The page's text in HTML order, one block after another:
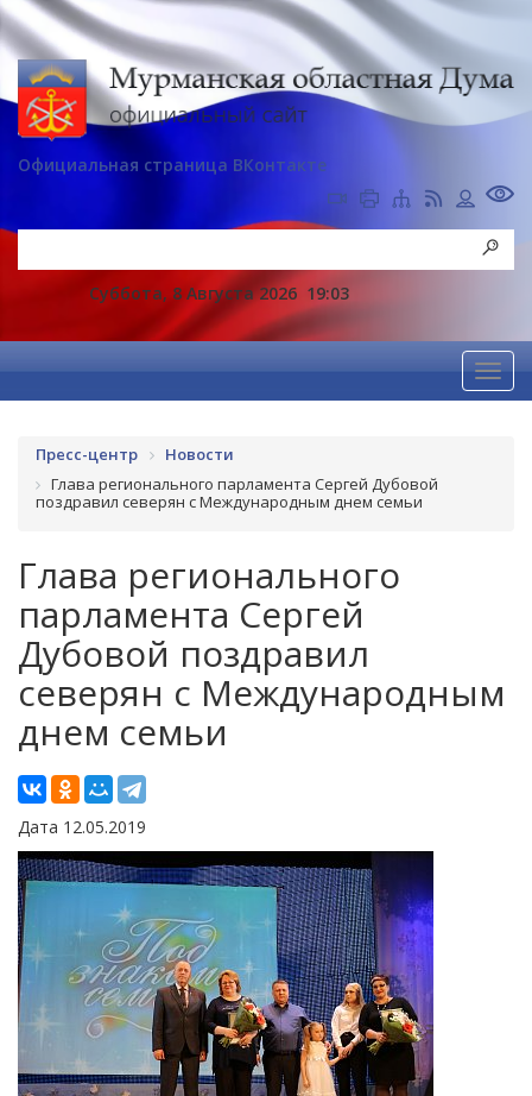
Официальная страница ВКонтакте
Суббота, 8 Августа 2026 19:03
Пресс-центр
Новости
Глава регионального парламента Сергей Дубовой
поздравил северян с Международным днем семьи
Глава регионального
парламента Сергей
Дубовой поздравил
северян с Международным
днем семьи
Дата 12.05.2019